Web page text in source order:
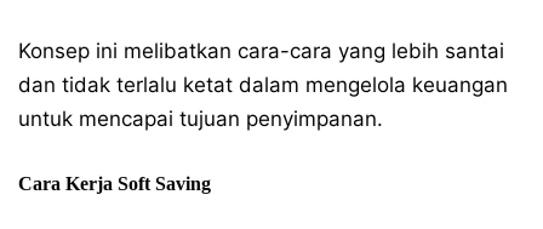
Konsep ini melibatkan cara-cara yang lebih santai
dan tidak terlalu ketat dalam mengelola keuangan
untuk mencapai tujuan penyimpanan.
Cara Kerja Soft Saving